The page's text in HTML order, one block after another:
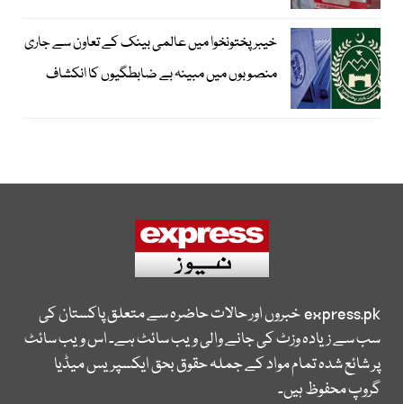
خیبرپختونخوا میں عالمی بینک کے تعاون سے جاری
منصوبوں میں مبینہ بے ضابطگیوں کا انکشاف
express.pkخبروں اور حالات حاضرہ سے متعلق پاکستان کی
سب سے زیادہ وزٹ کی جانے والی ویب سائٹ ہے۔ اس ویب سائٹ
پر شائع شدہ تمام مواد کے جملہ حقوق بحق ایکسپریس میڈیا
گروپ محفوظ ہیں۔